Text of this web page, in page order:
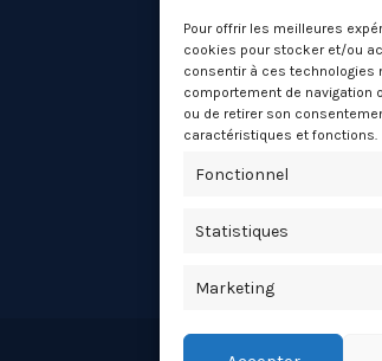
Pour offrir les meilleures
cookies pour stocker et/ou
consentir à ces technologies
comportement de navigation
ou de retirer son
caractéristiques et fonctions.
Fonctionnel
Statistiques
Marketing